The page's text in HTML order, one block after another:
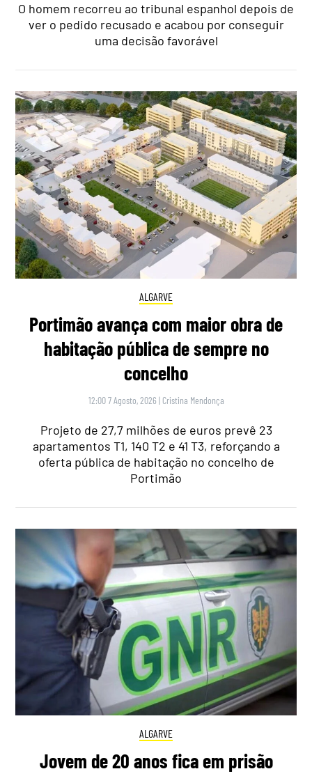
O homem recorreu ao tribunal espanhol depois de
ver o pedido recusado e acabou por conseguir
uma decisão favorável
ALGARVE
Portimão avança com maior obra de
habitação pública de sempre no
concelho
12:00 7 Agosto, 2026 | Cristina Mendonça
Projeto de 27,7 milhões de euros prevê 23
apartamentos T1, 140 T2 e 41 T3, reforçando a
oferta pública de habitação no concelho de
Portimão
ALGARVE
Jovem de 20 anos fica em prisão